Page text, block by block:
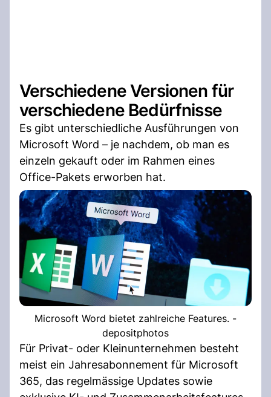
Verschiedene Versionen für
verschiedene Bedürfnisse
Es gibt unterschiedliche Ausführungen von
Microsoft Word – je nachdem, ob man es
einzeln gekauft oder im Rahmen eines
Office-Pakets erworben hat.
Microsoft Word bietet zahlreiche Features. -
depositphotos
Für Privat- oder Kleinunternehmen besteht
meist ein Jahresabonnement für Microsoft
365, das regelmässige Updates sowie